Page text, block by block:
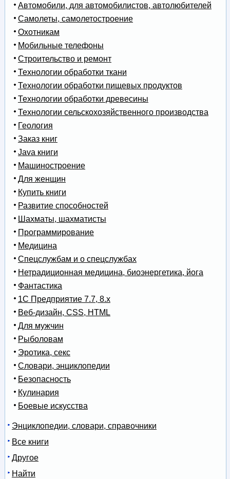
Автомобили, для автомобилистов, автолюбителей
Самолеты, самолетостроение
Охотникам
Мобильные телефоны
Строительство и ремонт
Технологии обработки ткани
Технологии обработки пищевых продуктов
Технологии обработки древесины
Технологии сельскохозяйственного производства
Геология
Заказ книг
Java книги
Машиностроение
Для женщин
Купить книги
Развитие способностей
Шахматы, шахматисты
Программирование
Медицина
Спецслужбам и о спецслужбах
Нетрадиционная медицина, биоэнергетика, йога
Фантастика
1С Предприятие 7.7, 8.x
Веб-дизайн, CSS, HTML
Для мужчин
Рыболовам
Эротика, секс
Словари, энциклопедии
Безопасность
Кулинария
Боевые искусства
Энциклопедии, словари, справочники
Все книги
Другое
Найти